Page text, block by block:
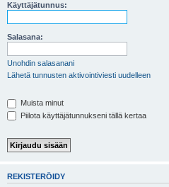
Käyttäjätunnus:
Salasana:
Unohdin salasanani
Lähetä tunnusten aktivointiviesti uudelleen
Muista minut
Piilota käyttäjätunnukseni tällä kertaa
REKISTERÖIDY